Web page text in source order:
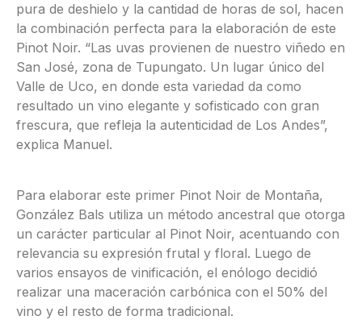
pura de deshielo y la cantidad de horas de sol, hacen
la combinación perfecta para la elaboración de este
Pinot Noir. “Las uvas provienen de nuestro viñedo en
San José, zona de Tupungato. Un lugar único del
Valle de Uco, en donde esta variedad da como
resultado un vino elegante y sofisticado con gran
frescura, que refleja la autenticidad de Los Andes”,
explica Manuel.
Para elaborar este primer Pinot Noir de Montaña,
González Bals utiliza un método ancestral que otorga
un carácter particular al Pinot Noir, acentuando con
relevancia su expresión frutal y floral. Luego de
varios ensayos de vinificación, el enólogo decidió
realizar una maceración carbónica con el 50% del
vino y el resto de forma tradicional.